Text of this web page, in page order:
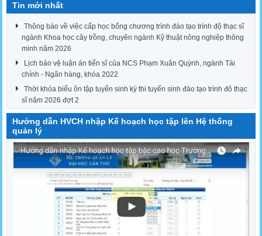
Tin mới nhất
Thông báo về việc cấp học bổng chương trình đào tạo trình độ thạc sĩ
ngành Khoa học cây trồng, chuyên ngành Kỹ thuật nông nghiệp thông
minh năm 2026
Lịch bảo vệ luận án tiến sĩ của NCS Phạm Xuân Quỳnh, ngành Tài
chính - Ngân hàng, khóa 2022
Thời khóa biểu ôn tập tuyển sinh kỳ thi tuyển sinh đào tạo trình độ thạc
sĩ năm 2026 đợt 2
Hướng dẫn HVCH nhập Kế hoạch học tập lên Hệ thống
quản lý